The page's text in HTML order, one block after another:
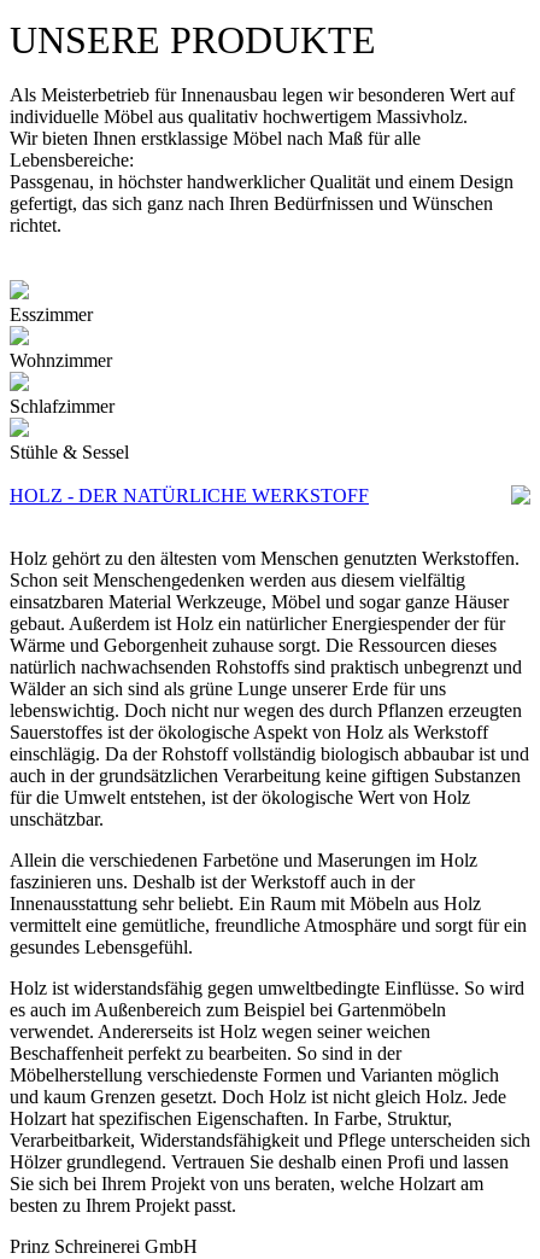
UNSERE PRODUKTE
Als Meisterbetrieb für Innenausbau legen wir besonderen Wert auf
individuelle Möbel aus qualitativ hochwertigem Massivholz.
Wir bieten Ihnen erstklassige Möbel nach Maß für alle
Lebensbereiche:
Passgenau, in höchster handwerklicher Qualität und einem Design
gefertigt, das sich ganz nach Ihren Bedürfnissen und Wünschen
richtet.
Esszimmer
Wohnzimmer
Schlafzimmer
Stühle & Sessel
HOLZ - DER NATÜRLICHE WERKSTOFF
Holz gehört zu den ältesten vom Menschen genutzten Werkstoffen.
Schon seit Menschengedenken werden aus diesem vielfältig
einsatzbaren Material Werkzeuge, Möbel und sogar ganze Häuser
gebaut. Außerdem ist Holz ein natürlicher Energiespender der für
Wärme und Geborgenheit zuhause sorgt. Die Ressourcen dieses
natürlich nachwachsenden Rohstoffs sind praktisch unbegrenzt und
Wälder an sich sind als grüne Lunge unserer Erde für uns
lebenswichtig. Doch nicht nur wegen des durch Pflanzen erzeugten
Sauerstoffes ist der ökologische Aspekt von Holz als Werkstoff
einschlägig. Da der Rohstoff vollständig biologisch abbaubar ist und
auch in der grundsätzlichen Verarbeitung keine giftigen Substanzen
für die Umwelt entstehen, ist der ökologische Wert von Holz
unschätzbar.
Allein die verschiedenen Farbetöne und Maserungen im Holz
faszinieren uns. Deshalb ist der Werkstoff auch in der
Innenausstattung sehr beliebt. Ein Raum mit Möbeln aus Holz
vermittelt eine gemütliche, freundliche Atmosphäre und sorgt für ein
gesundes Lebensgefühl.
Holz ist widerstandsfähig gegen umweltbedingte Einflüsse. So wird
es auch im Außenbereich zum Beispiel bei Gartenmöbeln
verwendet. Andererseits ist Holz wegen seiner weichen
Beschaffenheit perfekt zu bearbeiten. So sind in der
Möbelherstellung verschiedenste Formen und Varianten möglich
und kaum Grenzen gesetzt. Doch Holz ist nicht gleich Holz. Jede
Holzart hat spezifischen Eigenschaften. In Farbe, Struktur,
Verarbeitbarkeit, Widerstandsfähigkeit und Pflege unterscheiden sich
Hölzer grundlegend. Vertrauen Sie deshalb einen Profi und lassen
Sie sich bei Ihrem Projekt von uns beraten, welche Holzart am
besten zu Ihrem Projekt passt.
Prinz Schreinerei GmbH